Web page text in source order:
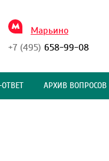
Марьино
+7 (495) 658-99-08
АРХИВ ВОПРОСОВ